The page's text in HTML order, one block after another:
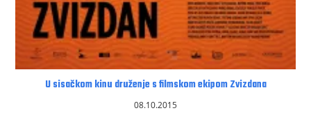
U sisačkom kinu druženje s filmskom ekipom Zvizdana
08.10.2015